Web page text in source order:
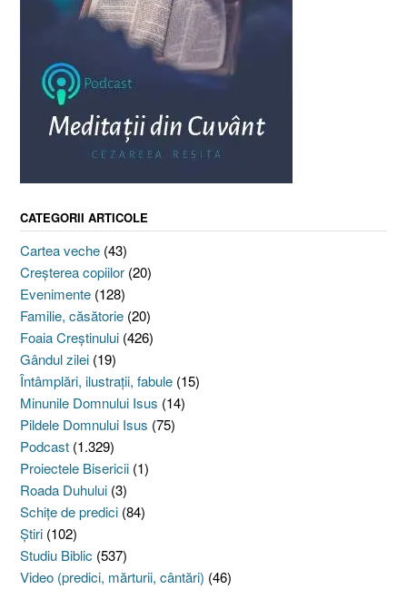
CATEGORII ARTICOLE
Cartea veche (43)
Creşterea copiilor (20)
Evenimente (128)
Familie, căsătorie (20)
Foaia Creştinului (426)
Gândul zilei (19)
Întâmplări, ilustraţii, fabule (15)
Minunile Domnului Isus (14)
Pildele Domnului Isus (75)
Podcast (1.329)
Proiectele Bisericii (1)
Roada Duhului (3)
Schiţe de predici (84)
Ştiri (102)
Studiu Biblic (537)
Video (predici, mărturii, cântări) (46)